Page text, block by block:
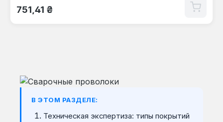
Обычная цена:
751,41 ₴
В ЭТОМ РАЗДЕЛЕ:
Техническая экспертиза: типы покрытий